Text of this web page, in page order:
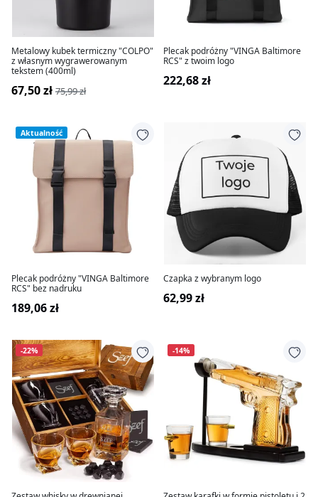
Metalowy kubek termiczny "COLPO"
z własnym wygrawerowanym
tekstem (400ml)
67,50 zł 75,99 zł
Plecak podróżny "VINGA Baltimore
RCS" z twoim logo
222,68 zł
Aktualność
Plecak podróżny "VINGA Baltimore
RCS" bez nadruku
189,06 zł
Czapka z wybranym logo
62,99 zł
-22% -14%